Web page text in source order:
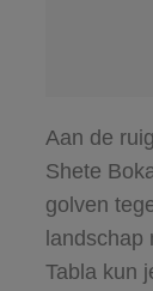
Aan de
Shete
golven
landschap
Tabla kun